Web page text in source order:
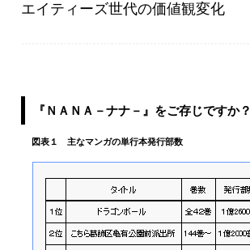
エイティーズ世代の価値観変化
『ＮＡＮＡ－ナナ－』をご存じですか？
図表１ 主なマンガの単行本発行部数